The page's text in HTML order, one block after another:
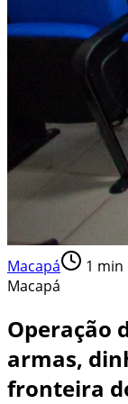
Macapá 1 min
Macapá
Operação
armas,
fronteira